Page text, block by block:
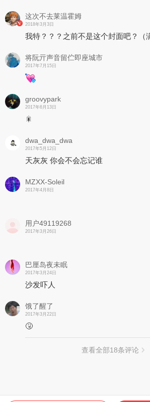
这次不去莱温霍姆
2018年3月3日
我特？？？之前不是这个封面吧？（
将阮亓声音留伫即座城市
2017年7月15日
groovypark
2017年6月13日
🎇
dwa_dwa_dwa
2017年5月12日
天灰灰 你会不会忘记谁
MZXX-Soleil
2017年4月8日
用户49119268
2017年3月26日
巴厘岛夜未眠
2017年3月24日
沙发吓人
饿了醒了
2017年3月22日
🤧
查看全部18条评论